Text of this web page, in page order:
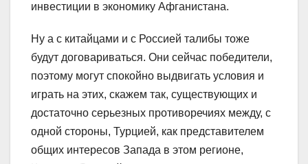
инвестиции в экономику Афганистана.
Ну а с китайцами и с Россией талибы тоже
будут договариваться. Они сейчас победители,
поэтому могут спокойно выдвигать условия и
играть на этих, скажем так, существующих и
достаточно серьезных противоречиях между, с
одной стороны, Турцией, как представителем
общих интересов Запада в этом регионе,